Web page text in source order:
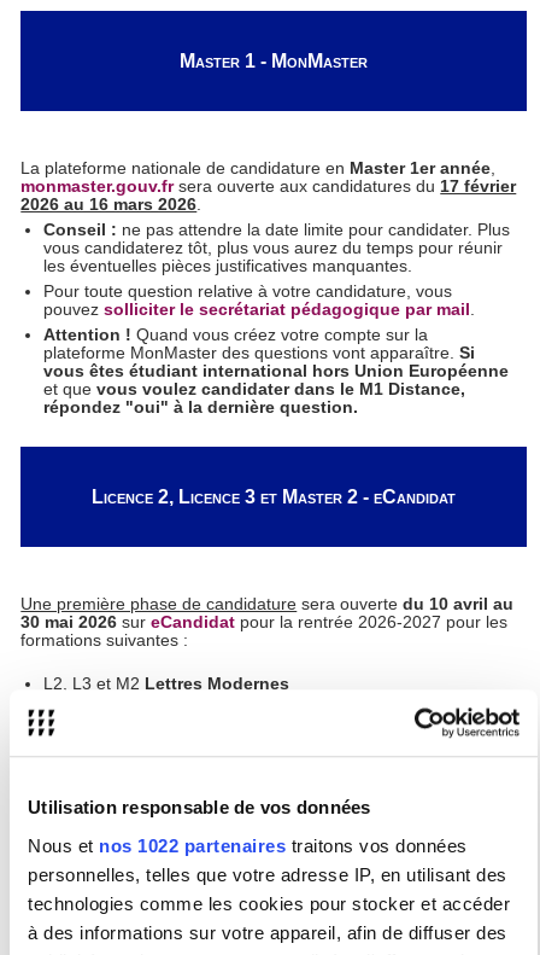
Utilisation responsable de vos données
Nous et nos 1022 partenaires traitons vos données
personnelles, telles que votre adresse IP, en utilisant des
technologies comme les cookies pour stocker et accéder
à des informations sur votre appareil, afin de diffuser des
Master 1 - MonMaster
La plateforme nationale de candidature en Master 1er année,
monmaster.gouv.frsera ouverte aux candidatures du17 février
2026 au 16 mars 2026.
Conseil : ne pas attendre la date limite pour candidater. Plus
vous candidaterez tôt, plus vous aurez du temps pour réunir
les éventuelles pièces justificatives manquantes.
Pour toute question relative à votre candidature, vous
pouvezsolliciter le secrétariat pédagogique par mail .
Attention !Quand vous créez votre compte sur la
plateforme MonMaster des questions vont apparaître.Si
vous êtes étudiant international hors Union Européenne
et quevous voulez candidater dans le M1 Distance,
répondez "oui" à la dernière question.
Licence 2, Licence 3 et Master 2 - eCandidat
Une première phase de candidature sera ouvertedu 10 avril au
30 mai 2026 sureCandidat pour la rentrée 2026-2027 pour les
formations suivantes :
L2, L3 et M2 Lettres Modernes
L2, L3 et M2
M2
M2Didactique du Français Langue Etrangere
Langue Etrangere et Seconde (DUEFLES)
Une seconde phase de candidaturesera ouvertedu 27 août au
3 septembre 2026
eCandidat pour la rentrée 2026-2027
pour les formations suivantes :